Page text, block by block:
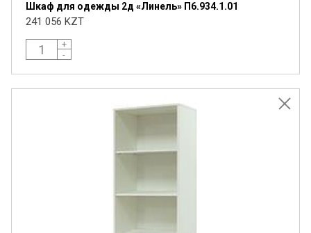
Шкаф для одежды 2д «Линель» П6.934.1.01
241 056 KZT
+
-